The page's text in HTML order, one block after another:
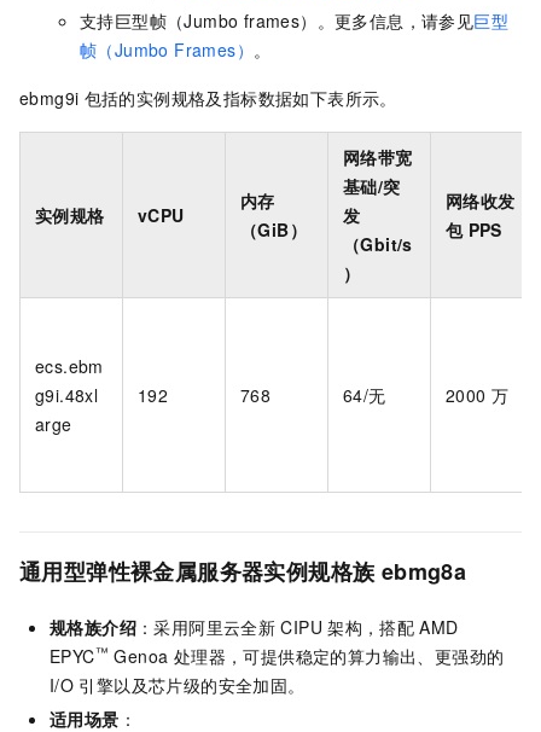
支持巨型帧（Jumbo frames）。更多信息，请参见巨型
帧（Jumbo Frames） 。
ebmg9i 包括的实例规格及指标数据如下表所示。
实例规格 vCPU
内存
（GiB）
网络带宽
基础/突
发
（Gbit/s
）
网络收发
包 PPS
ecs.ebm
g9i.48xl
arge
192 768 64/无 2000 万
通用型弹性裸金属服务器实例规格族 ebmg8a
规格族介绍 ：采用阿里云全新 CIPU 架构，搭配 AMD
EPYC™ Genoa 处理器，可提供稳定的算力输出、更强劲的
I/O 引擎以及芯片级的安全加固。
适用场景 ：